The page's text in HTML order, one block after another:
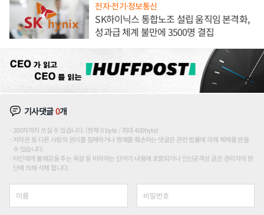
전자·전기·정보통신
SK하이닉스 통합노조 설립 움직임 본격화,
성과급 체계 불만에 3500명 결집
기사댓글0개
200자까지 쓰실 수 있습니다. (현재 0 byte / 최대 400byte)
저작권 등 다른 사람의 권리를 침해하거나 명예를 훼손하는 댓글은 관련 법률에 의해 제재를 받을
수 있습니다.
타인에게 불쾌감을 주는 욕설 등 비하하는 단어가 내용에 포함되거나 인신공격성 글은 관리자의 판
단에 의해 삭제 합니다.